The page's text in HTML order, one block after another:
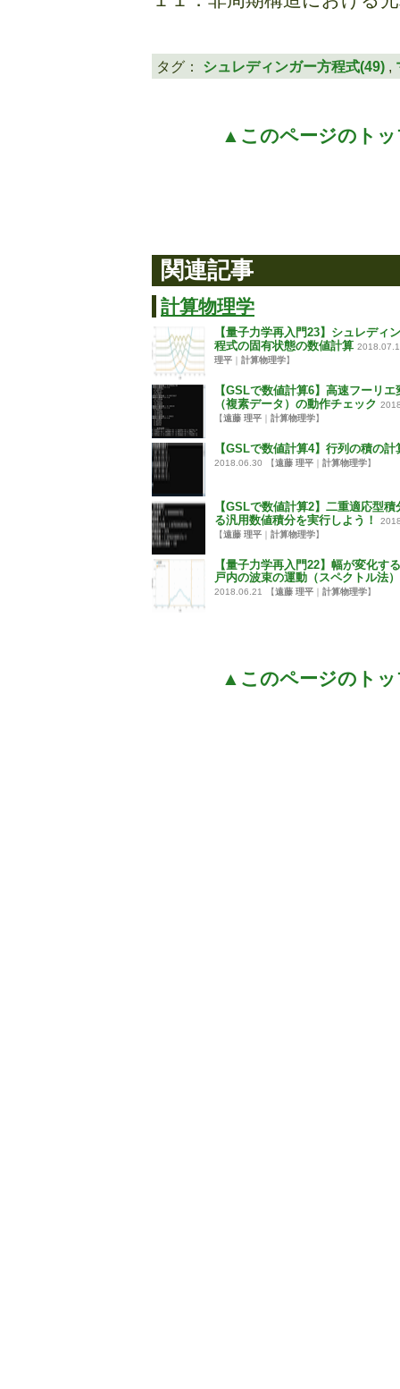
タグ： シュレディンガー方程式(49) ,
▲このページのトッ
関連記事
計算物理学
【量子力学再入門23】シュレディ
程式の固有状態の数値計算
理平
計算物理学】
【GSLで数値計算6】高速フーリエ
（複素データ）の動作チェック
【遠藤 理平 計算物理学】
【GSLで数値計算4】行列の積の計
2018.06.30 【遠藤 理平 計算物理学】
【GSLで数値計算2】二重適応型積
る汎用数値積分を実行しよう！
【遠藤 理平 計算物理学】
【量子力学再入門22】幅が変化す
戸内の波束の運動（スペクトル法）
2018.06.21 【遠藤 理平 計算物理学】
▲このページのトッ